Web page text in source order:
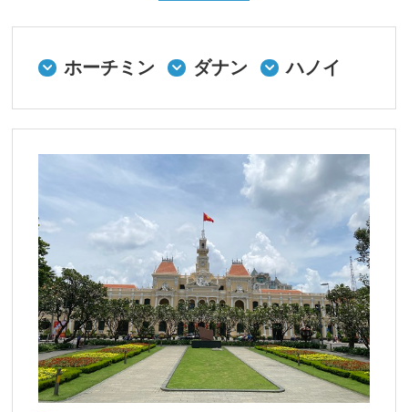
ホーチミン ダナン ハノイ